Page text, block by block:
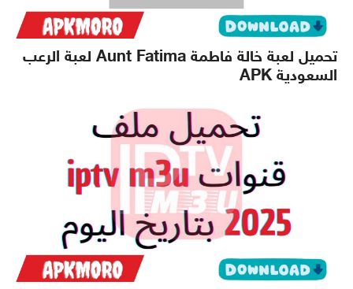
تحميل لعبة خالة فاطمة Aunt Fatima لعبة الرعب
السعودية APK